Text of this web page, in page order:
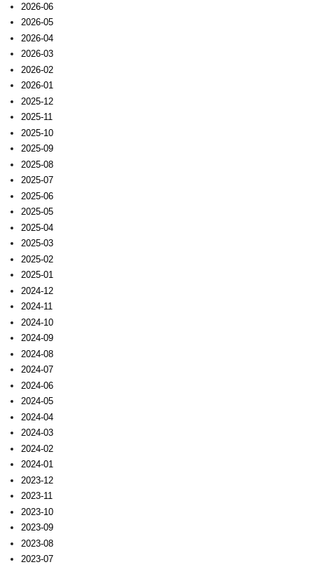
2026-06
2026-05
2026-04
2026-03
2026-02
2026-01
2025-12
2025-11
2025-10
2025-09
2025-08
2025-07
2025-06
2025-05
2025-04
2025-03
2025-02
2025-01
2024-12
2024-11
2024-10
2024-09
2024-08
2024-07
2024-06
2024-05
2024-04
2024-03
2024-02
2024-01
2023-12
2023-11
2023-10
2023-09
2023-08
2023-07